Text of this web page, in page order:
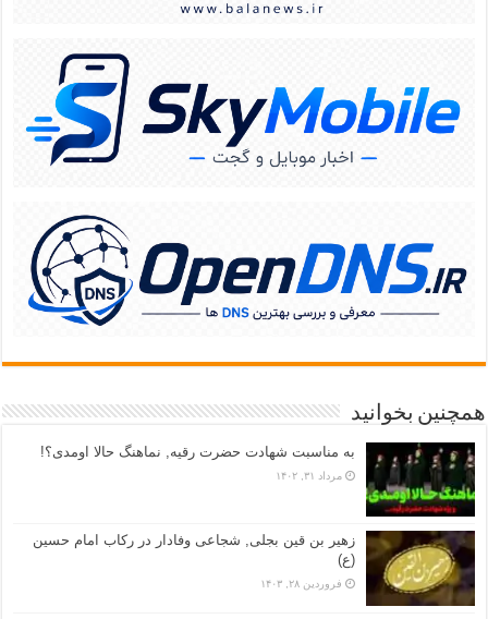
همچنین بخوانید
به مناسبت شهادت حضرت رقیه, نماهنگ حالا اومدی؟!
مرداد ۳۱, ۱۴۰۲
زهیر بن قین بجلی, شجاعی وفادار در رکاب امام حسین
(ع)
فروردین ۲۸, ۱۴۰۳